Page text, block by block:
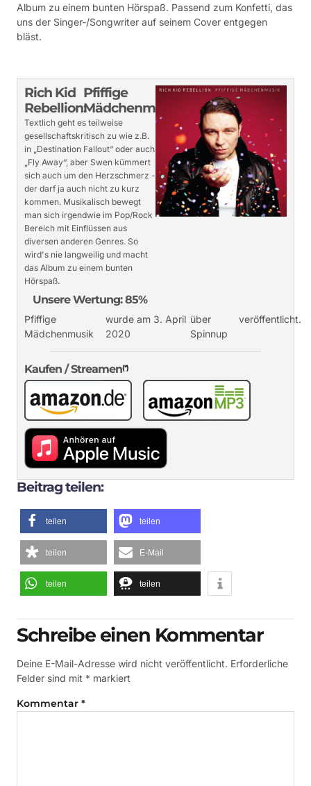
Album zu einem bunten Hörspaß. Passend zum Konfetti, das
uns der Singer-/Songwriter auf seinem Cover entgegen
bläst.
Rich Kid
Rebellion:
Pfiffige
Mädchenmusik
Textlich geht es teilweise
gesellschaftskritisch zu wie z.B.
in „Destination Fallout“ oder auch
„Fly Away“, aber Swen kümmert
sich auch um den Herzschmerz -
der darf ja auch nicht zu kurz
kommen. Musikalisch bewegt
man sich irgendwie im Pop/Rock
Bereich mit Einflüssen aus
diversen anderen Genres. So
wird's nie langweilig und macht
das Album zu einem bunten
Hörspaß.
Unsere Wertung: 85%
Pfiffige
Mädchenmusik
wurde am 3. April
2020
über
Spinnup
veröffentlicht.
Kaufen / Streamen(*)
Beitrag teilen:
teilen teilen
teilen E-Mail
teilen teilen
Schreibe einen Kommentar
Deine E-Mail-Adresse wird nicht veröffentlicht. Erforderliche
Felder sind mit * markiert
Kommentar *